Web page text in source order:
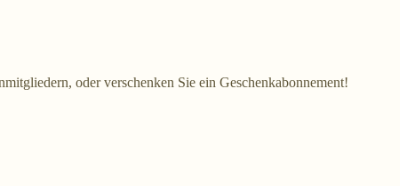
oder verschenken Sie ein Geschenkabonnement!